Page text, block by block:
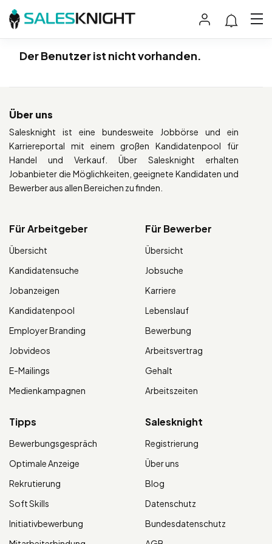
Der Benutzer ist nicht vorhanden.
Über uns
Salesknight ist eine bundesweite Jobbörse und ein
Karriereportal mit einem großen Kandidatenpool für
Handel und Verkauf. Über Salesknight erhalten
Jobanbieter die Möglichkeiten, geeignete Kandidaten und
Bewerber aus allen Bereichen zu finden.
Für Arbeitgeber
Übersicht
Kandidatensuche
Jobanzeigen
Kandidatenpool
Employer Branding
Jobvideos
E-Mailings
Medienkampagnen
Für Bewerber
Übersicht
Jobsuche
Karriere
Lebenslauf
Bewerbung
Arbeitsvertrag
Gehalt
Arbeitszeiten
Tipps
Bewerbungsgespräch
Optimale Anzeige
Rekrutierung
Soft Skills
Initiativbewerbung
Salesknight
Registrierung
Über uns
Blog
Datenschutz
Bundesdatenschutz